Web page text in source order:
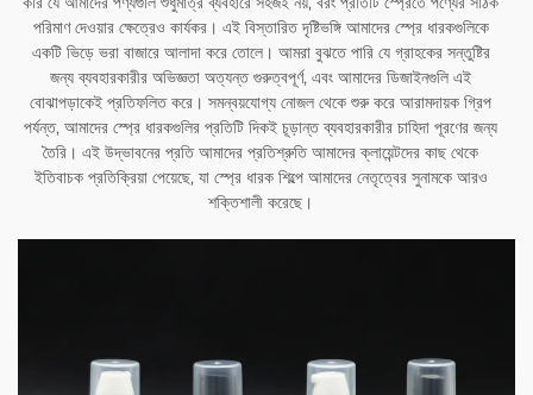
পরিমাণ দেওয়ার ক্ষেত্রেও কার্যকর। এই বিস্তারিত দৃষ্টিভঙ্গি আমাদের স্প্রে ধারকগুলিকে
একটি ভিড়ে ভরা বাজারে আলাদা করে তোলে। আমরা বুঝতে পারি যে গ্রাহকের সন্তুষ্টির
জন্য ব্যবহারকারীর অভিজ্ঞতা অত্যন্ত গুরুত্বপূর্ণ, এবং আমাদের ডিজাইনগুলি এই
বোঝাপড়াকেই প্রতিফলিত করে। সমন্বয়যোগ্য নোজল থেকে শুরু করে আরামদায়ক গ্রিপ
পর্যন্ত, আমাদের স্প্রে ধারকগুলির প্রতিটি দিকই চূড়ান্ত ব্যবহারকারীর চাহিদা পূরণের জন্য
তৈরি। এই উদ্ভাবনের প্রতি আমাদের প্রতিশ্রুতি আমাদের ক্লায়েন্টদের কাছ থেকে
ইতিবাচক প্রতিক্রিয়া পেয়েছে, যা স্প্রে ধারক শিল্পে আমাদের নেতৃত্বের সুনামকে আরও
শক্তিশালী করেছে।